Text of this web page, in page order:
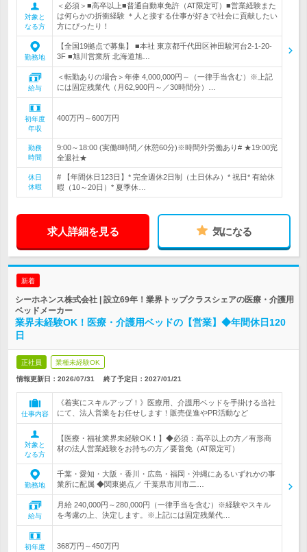
対象と
なる方
＜必須＞■高卒以上■普通自動車免許（AT限定可）■営業経験また
は何らかの折衝経験 ＊人と接する仕事が好きで社会に貢献したい
方にぴったり！
勤務地
【全国19拠点で募集】 ■本社 東京都千代田区神田駿河台2-1-20-
3F ■旭川営業所 北海道旭…
給与
＜転勤ありの場合＞年俸 4,000,000円～（一律手当含む）※上記
には固定残業代（月62,900円～／30時間分）…
初年度
年収
400万円～600万円
勤務
時間
9:00～18:00 (実働8時間／休憩60分)※時間外労働あり# ★19:00完
全退社★
休日
休暇
# 【年間休日123日】* 完全週休2日制（土日休み）* 祝日* 有給休
暇（10～20日）* 夏季休…
求人詳細を見る 気になる
新着
シーホネンス株式会社 | 設立69年！業界トップクラスシェアの医療・介護用
ベッドメーカー
業界未経験OK！医療・介護用ベッドの【営業】◆年間休日120
日
正社員 業種未経験OK
情報更新日：2026/07/31 終了予定日： 2027/01/21
仕事内容
《着実にスキルアップ！》医療用、介護用ベッドを手掛ける当社
にて、法人営業をお任せします！販売促進やPR活動など
対象と
なる方
【医療・福祉業界未経験OK！】◆必須：高卒以上の方／有形商
材の法人営業経験をお持ちの方／要普免（AT限定可）
勤務地
千葉・愛知・大阪・香川・広島・福岡・沖縄にあるいずれかの事
業所に配属 ◆関東拠点／ 千葉県市川市二…
給与
月給 240,000円～280,000円（一律手当を含む）※経験やスキル
を考慮の上、決定します。※上記には固定残業代…
初年度
368万円～450万円